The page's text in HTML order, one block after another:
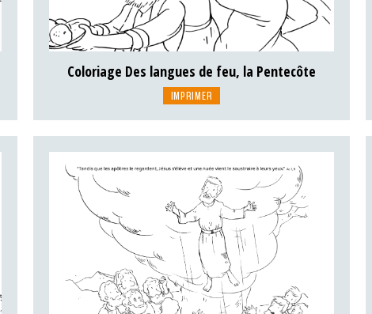
Coloriage Des langues de feu, la Pentecôte
IMPRIMER